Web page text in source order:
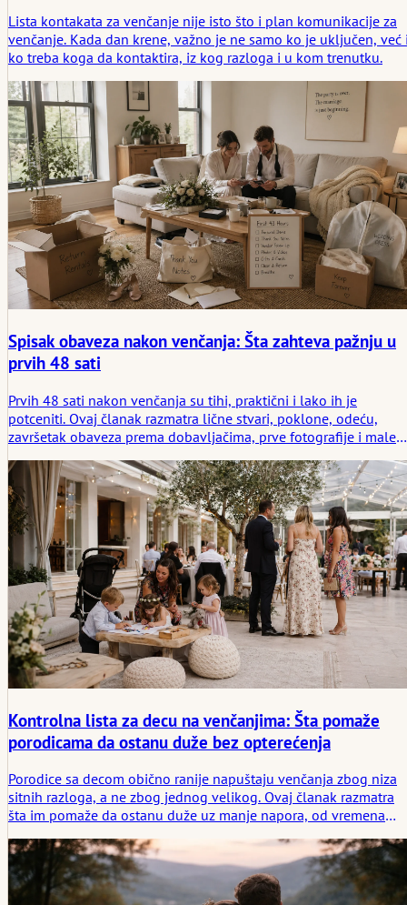
Lista kontakata za venčanje nije isto što i plan komunikacije za
venčanje. Kada dan krene, važno je ne samo ko je uključen, već
ko treba koga da kontaktira, iz kog razloga i u kom trenutku.
Spisak obaveza nakon venčanja: Šta zahteva pažnju u
prvih 48 sati
Prvih 48 sati nakon venčanja su tihi, praktični i lako ih je
potceniti. Ovaj članak razmatra lične stvari, poklone, odeću,
završetak obaveza prema dobavljačima, prve fotografije i male
umesto da se pretvori u razbacane obaveze.
Kontrolna lista za decu na venčanjima: Šta pomaže
porodicama da ostanu duže bez opterećenja
Porodice sa decom obično ranije napuštaju venčanja zbog niza
sitnih razloga, a ne zbog jednog velikog. Ovaj članak razmatra
šta im pomaže da ostanu duže uz manje napora, od vremena
jednostavne potrebe za predahom.